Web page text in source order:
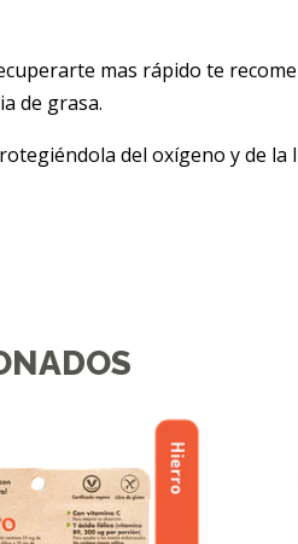
mas rápido te
de grasa.
del oxígeno y de